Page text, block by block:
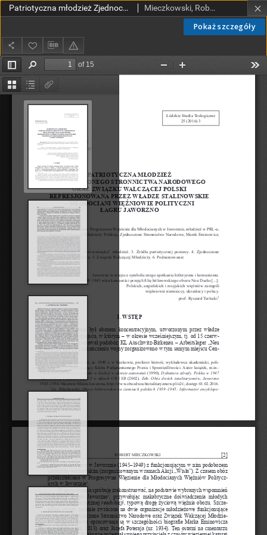
Pokaż szczegóły
Patriotyczna młodzież Zjednoczonego Stronnictwa Narodowego oraz Związku Walczącej Polski represjonowana przez władze stalinowskie – Młodociani Więźniowie Polityczni Łagru Jaworzno Mieczkowski, Robert.